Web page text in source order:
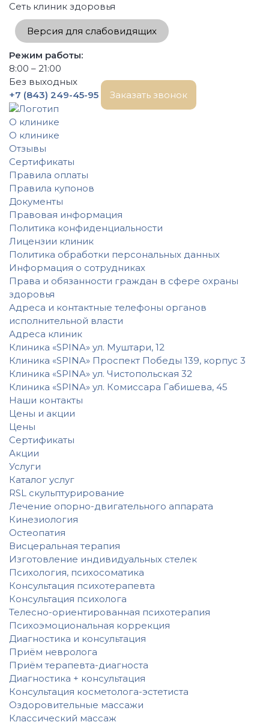
Сеть клиник здоровья
Версия для слабовидящих
Режим работы:
8:00 – 21:00
Без выходных
+7 (843) 249-45-95
Заказать звонок
О клинике
О клинике
Отзывы
Сертификаты
Правила оплаты
Правила купонов
Документы
Правовая информация
Политика конфиденциальности
Лицензии клиник
Политика обработки персональных данных
Информация о сотрудниках
Права и обязанности граждан в сфере охраны
здоровья
Адреса и контактные телефоны органов
исполнительной власти
Адреса клиник
Клиника «SPINA» ул. Муштари, 12
Клиника «SPINA» Проспект Победы 139, корпус 3
Клиника «SPINA» ул. Чистопольская 32
Клиника «SPINA» ул. Комиссара Габишева, 45
Наши контакты
Цены и акции
Цены
Сертификаты
Акции
Услуги
Каталог услуг
RSL скульптурирование
Лечение опорно-двигательного аппарата
Кинезиология
Остеопатия
Висцеральная терапия
Изготовление индивидуальных стелек
Психология, психосоматика
Консультация психотерапевта
Консультация психолога
Телесно-ориентированная психотерапия
Психоэмоциональная коррекция
Диагностика и консультация
Приём невролога
Приём терапевта-диагноста
Диагностика + консультация
Консультация косметолога-эстетиста
Оздоровительные массажи
Классический массаж